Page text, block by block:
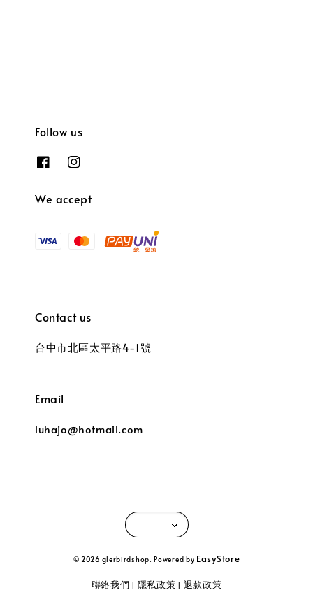
Follow us
We accept
Contact us
台中市北區太平路4-1號
Email
luhajo@hotmail.com
© 2026 glerbirdshop. Powered by EasyStore
聯絡我們 | 隱私政策 | 退款政策